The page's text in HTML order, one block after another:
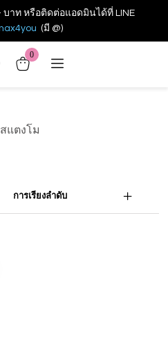
บาท หรือติดต่อแอดมินได้ที่ LINE
(มี @)
0
แตงโม
การเรียงลำดับ